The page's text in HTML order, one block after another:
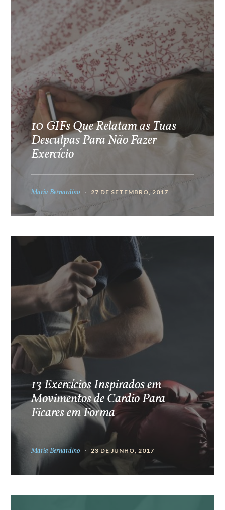
10 GIFs Que Relatam as Tuas
Desculpas Para Não Fazer
Exercício
Maria Bernardino 27 DE SETEMBRO, 2017
13 Exercícios Inspirados em
Movimentos de Cardio Para
Ficares em Forma
Maria Bernardino 23 DE JUNHO, 2017